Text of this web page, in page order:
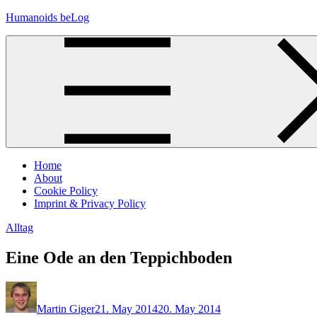
Skip
Humanoids beLog
Home
About
Cookie Policy
Imprint & Privacy Policy
Alltag
Eine Ode an den Teppichboden
Martin Giger21. May 201420. May 2014